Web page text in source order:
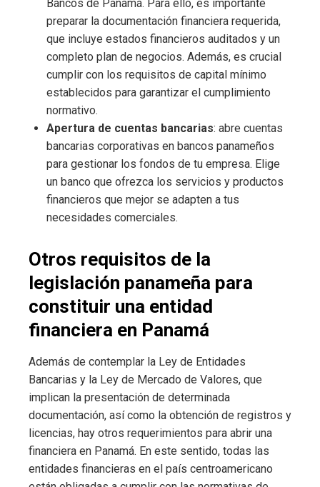
Bancos de Panamá. Para ello, es importante
preparar la documentación financiera requerida,
que incluye estados financieros auditados y un
completo plan de negocios. Además, es crucial
cumplir con los requisitos de capital mínimo
establecidos para garantizar el cumplimiento
normativo.
Apertura de cuentas bancarias: abre cuentas
bancarias corporativas en bancos panameños
para gestionar los fondos de tu empresa. Elige
un banco que ofrezca los servicios y productos
financieros que mejor se adapten a tus
necesidades comerciales.
Otros requisitos de la
legislación panameña para
constituir una entidad
financiera en Panamá
Además de contemplar la Ley de Entidades
Bancarias y la Ley de Mercado de Valores, que
implican la presentación de determinada
documentación, así como la obtención de registros y
licencias, hay otros requerimientos para abrir una
financiera en Panamá. En este sentido, todas las
entidades financieras en el país centroamericano